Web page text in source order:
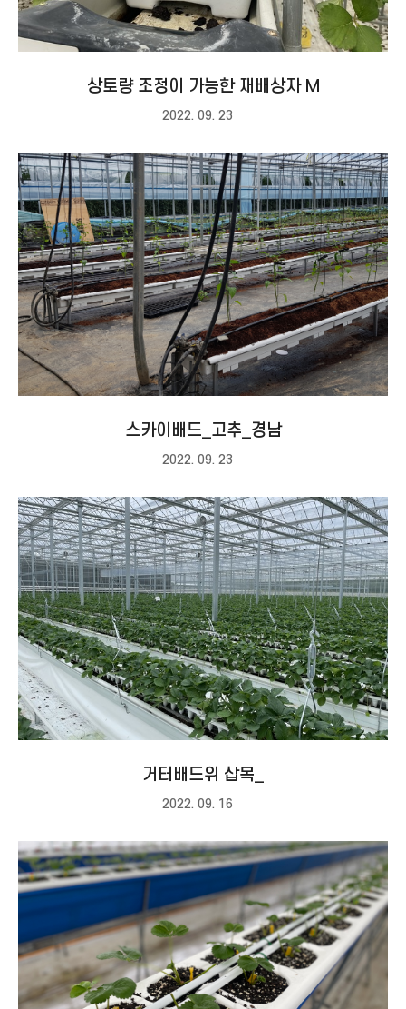
상토량 조정이 가능한 재배상자 M
2022. 09. 23
스카이배드_고추_경남
2022. 09. 23
거터배드위 삽목_
2022. 09. 16